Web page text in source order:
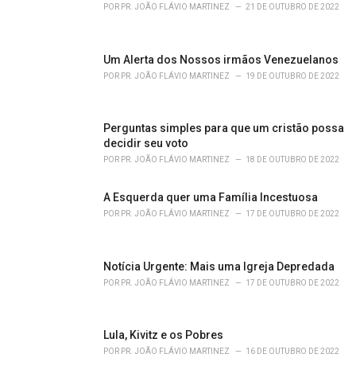
POR PR. JOÃO FLÁVIO MARTINEZ 21 DE OUTUBRO DE 2022
Um Alerta dos Nossos irmãos Venezuelanos
POR PR. JOÃO FLÁVIO MARTINEZ 19 DE OUTUBRO DE 2022
Perguntas simples para que um cristão possa
decidir seu voto
POR PR. JOÃO FLÁVIO MARTINEZ 18 DE OUTUBRO DE 2022
A Esquerda quer uma Família Incestuosa
POR PR. JOÃO FLÁVIO MARTINEZ 17 DE OUTUBRO DE 2022
Notícia Urgente: Mais uma Igreja Depredada
POR PR. JOÃO FLÁVIO MARTINEZ 17 DE OUTUBRO DE 2022
Lula, Kivitz e os Pobres
POR PR. JOÃO FLÁVIO MARTINEZ 16 DE OUTUBRO DE 2022